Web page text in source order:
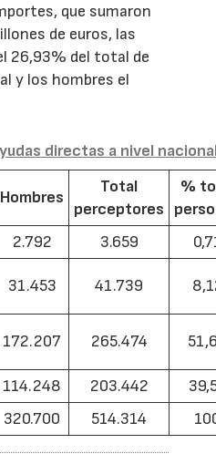
que sumaron
de euros, las
26,93% del total de
y los hombres el
directas a nivel
Hombres
Total
perceptores
%
2.792 3.659
31.453 41.739
172.207 265.474
114.248 203.442
320.700 514.314